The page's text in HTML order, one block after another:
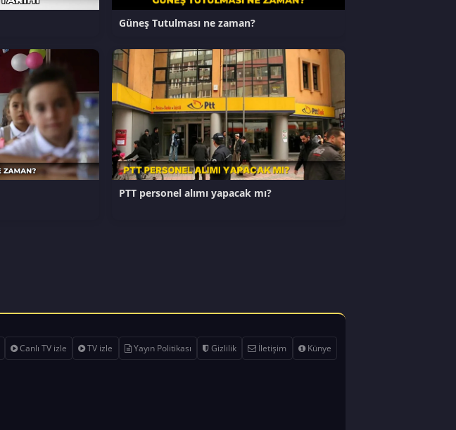
Güneş Tutulması ne zaman?
PTT personel alımı yapacak mı?
Canlı TV izle TV izle Yayın Politikası Gizlilik İletişim Künye